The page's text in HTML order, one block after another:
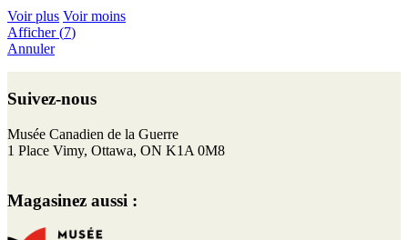
Voir plus Voir moins
Afficher(7)
Annuler
au
de
page
Suivez-nous
F
a
b
I
n
a
T
w
t
Y
o
u
Musée Canadien de la Guerre
1 Place Vimy, Ottawa, ON K1A 0M8
Magasinez aussi :